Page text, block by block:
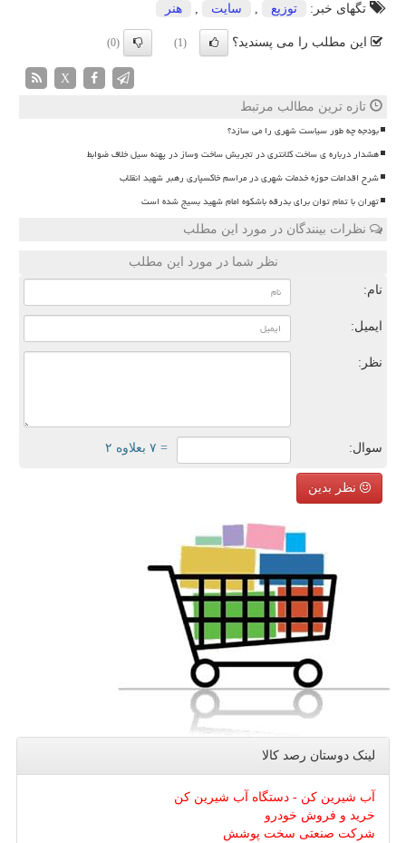
تگهای خبر:
توزیع سایت هنر
این مطلب را می پسندید؟ (1)
(0)
X
تازه ترین مطالب مرتبط
بودجه چه طور سیاست شهری را می سازد؟
هشدار درباره ی ساخت کلانتری در تجریش ساخت وساز در پهنه سیل خلاف ضوابط
شرح اقدامات حوزه خدمات شهری در مراسم خاکسپاری رهبر شهید انقلاب
تهران با تمام توان برای بدرقه باشکوه امام شهید بسیج شده است
نظرات بینندگان در مورد این مطلب
نظر شما در مورد این مطلب
نام:
ایمیل:
نظر:
سوال: = ۷ بعلاوه ۲
نظر بدین
لینک دوستان رصد كالا
آب شیرین کن - دستگاه آب شیرین کن
خرید و فروش خودرو
شرکت صنعتی سخت پوشش